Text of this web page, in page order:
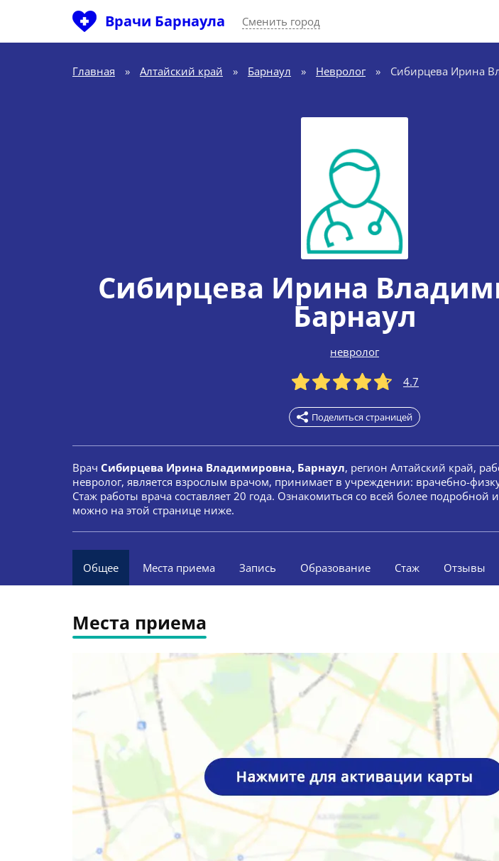
Врачи Барнаула Сменить город
Главная » Алтайский край » Барнаул » Невролог » Сибирцева Ирина
Сибирцева Ирина
Барнаул
невролог
4.7
Поделиться страницей
Врач Сибирцева Ирина Владимировна, Барнаул, регион Алтайский край,
невролог, является взрослым врачом, принимает в учреждении: врачебно-
Стаж работы врача составляет 20 года. Ознакомиться со всей более
можно на этой странице ниже.
Общее Места приема Запись Образование Стаж Отзывы
Места приема